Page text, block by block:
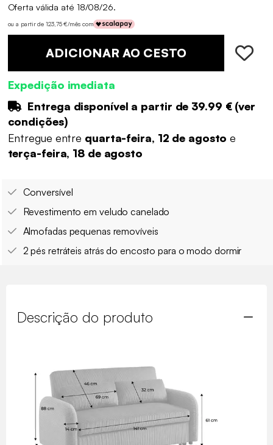
Oferta válida até 18/08/26.
ou a partir de 123,75 €/mês com
ADICIONAR AO CESTO
Expedição imediata
Entrega disponível a partir de 39.99 €(ver
condições)
Entregue entre quarta-feira, 12 de agostoe
terça-feira, 18 de agosto
Conversível
Revestimento em veludo canelado
Almofadas pequenas removíveis
2 pés retráteis atrás do encosto para o modo dormir
Descrição do produto